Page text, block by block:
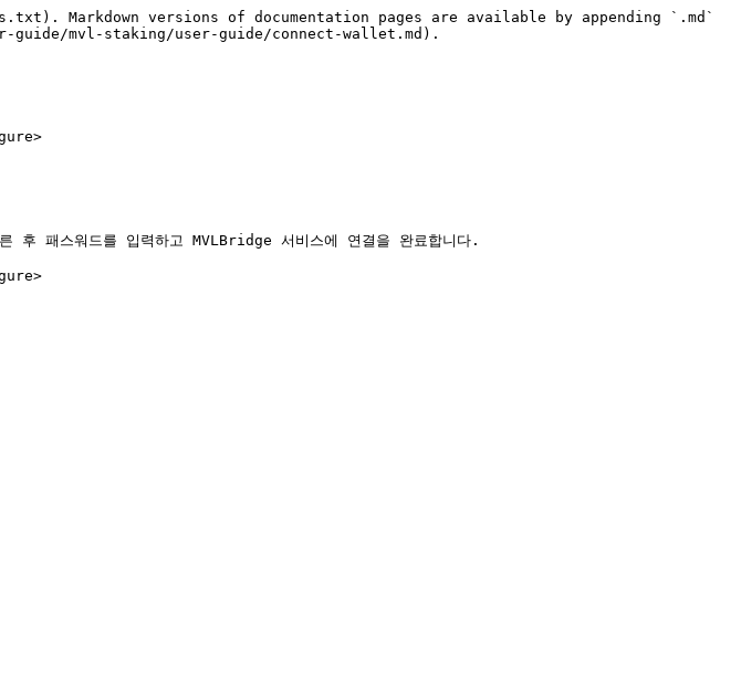
Markdown versions of documentation pages are available by appending `.md`
mvl-staking/user-guide/connect-wallet.md).
패스워드를 입력하고 MVLBridge 서비스에 연결을 완료합니다.